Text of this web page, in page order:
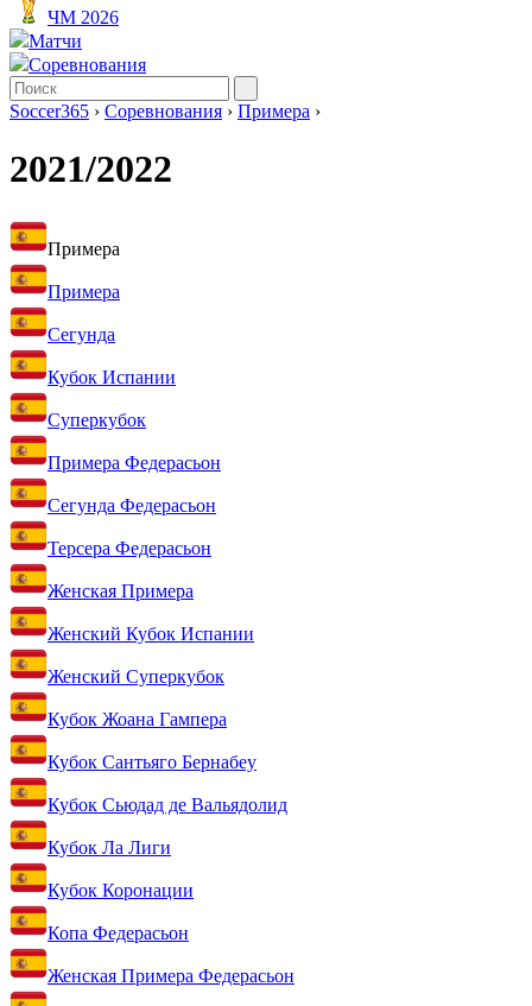
ЧМ 2026
Матчи
Соревнования
Soccer365 › Соревнования › Примера ›
2021/2022
Примера
Примера
Сегунда
Кубок Испании
Суперкубок
Примера Федерасьон
Сегунда Федерасьон
Терсера Федерасьон
Женская Примера
Женский Кубок Испании
Женский Суперкубок
Кубок Жоана Гампера
Кубок Сантьяго Бернабеу
Кубок Сьюдад де Вальядолид
Кубок Ла Лиги
Кубок Коронации
Копа Федерасьон
Женская Примера Федерасьон